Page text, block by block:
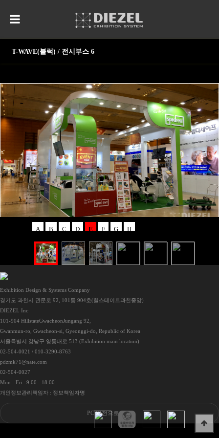
T-WAVE(블럭) / 전시부스 6
A B C D E
Exhibition Design & Systems Company
경기도 과천시 관문로 92, 101동 904호(힐스테이트과천중앙)
DIEZEL Inc
101-904 HillstateGwacheonJungang 92,
Gwanmun-ro, Gwacheon-si, Gyeonggi-do, Republic of Korea
서울특별시 강남구 영동대로 513 (Exhibition main location)
02-504-0021 / 010-3290-8763
pdzmk71@nate.com
02-504-0027
Mon - Fri : 9:00 - 18:00
개인정보관리책임자 : 정보책임자명
PC 버전으로 보기